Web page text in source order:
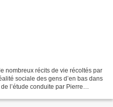
nombreux récits de vie récoltés par
sociale des gens d’en bas dans
l’étude conduite par Pierre